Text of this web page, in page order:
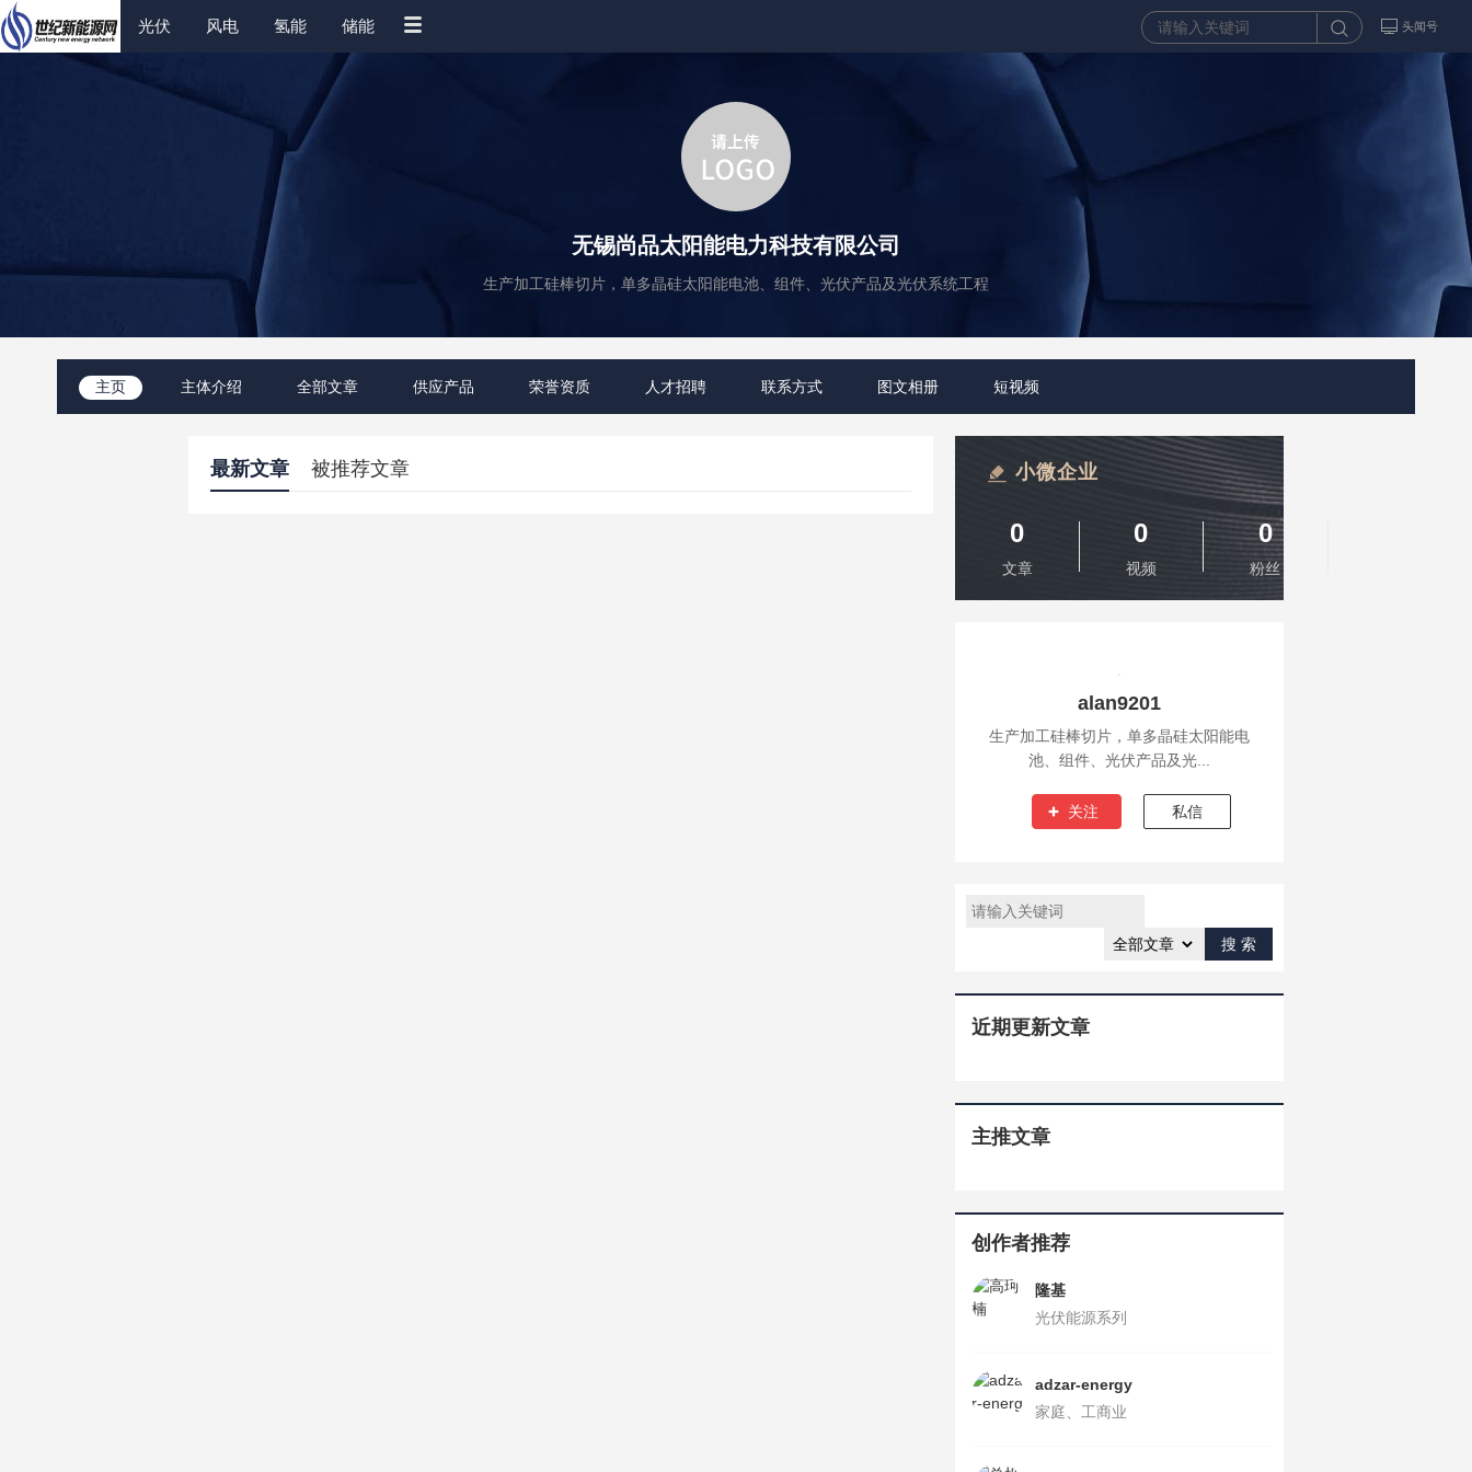
光伏 风电 氢能 储能 头闻号
无锡尚品太阳能电力科技有限公司
生产加工硅棒切片，单多晶硅太阳能电池、组件、光伏产品及光伏系统工程
主页 主体介绍 全部文章 供应产品 荣誉资质 人才招聘 联系方式 图文相册 短视频
最新文章 被推荐文章 小微企业
0
文章
0
视频
0
粉丝
alan9201
生产加工硅棒切片，单多晶硅太阳能电
池、组件、光伏产品及光...
关注 私信
近期更新文章
主推文章
创作者推荐
隆基
光伏能源系列
adzar-energy
家庭、工商业